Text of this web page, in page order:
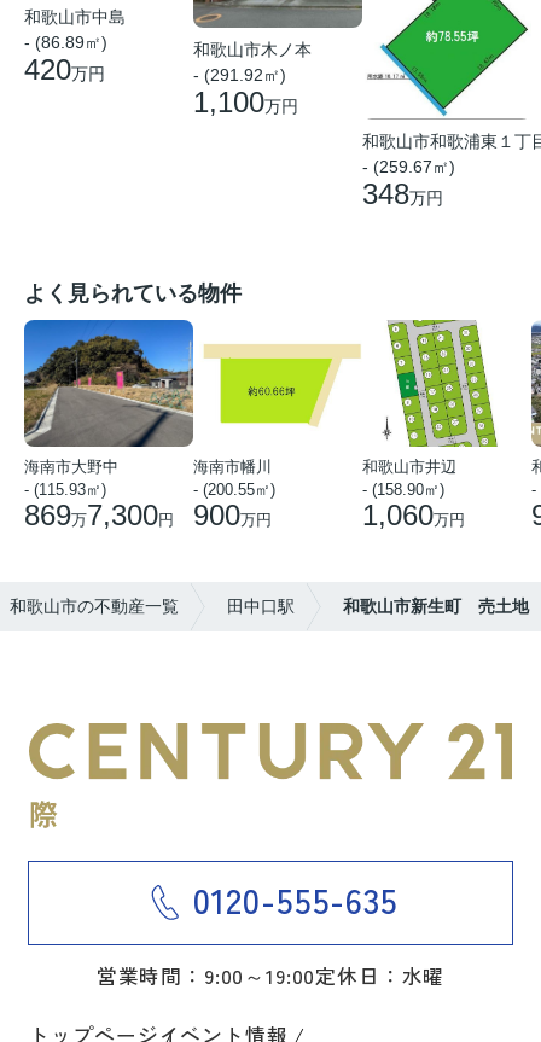
和歌山市中島
- (86.89㎡)
420万円
和歌山市木ノ本
- (291.92㎡)
1,100万円
和歌山市和歌浦東１丁
- (259.67㎡)
348万円
よく見られている物件
海南市大野中
- (115.93㎡)
869万7,300円
海南市幡川
- (200.55㎡)
900万円
和歌山市井辺
- (158.90㎡)
1,060万円
-
和歌山市の不動産一覧 田中口駅 和歌山市新生町 売土地
0120-555-635
営業時間：9:00～19:00定休日：水曜
トップページイベント情報